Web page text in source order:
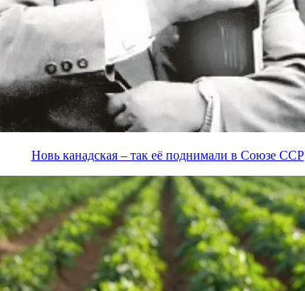
Новь канадская – так её поднимали в Союзе ССР